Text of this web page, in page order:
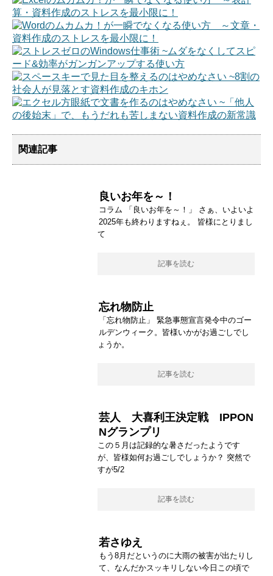
関連記事
良いお年を～！
コラム 「良いお年を～！」 さぁ、いよいよ
2025年も終わりますねぇ。 皆様にとりまし
て
記事を読む
忘れ物防止
「忘れ物防止」 緊急事態宣言発令中のゴー
ルデンウィーク。皆様いかがお過ごしでし
ょうか。
記事を読む
芸人 大喜利王決定戦 IPPON
Nグランプリ
この５月は記録的な暑さだったようです
が、皆様如何お過ごしでしょうか？ 突然で
すが5/2
記事を読む
若さゆえ
もう8月だというのに大雨の被害が出たりし
て、なんだかスッキリしない今日この頃で